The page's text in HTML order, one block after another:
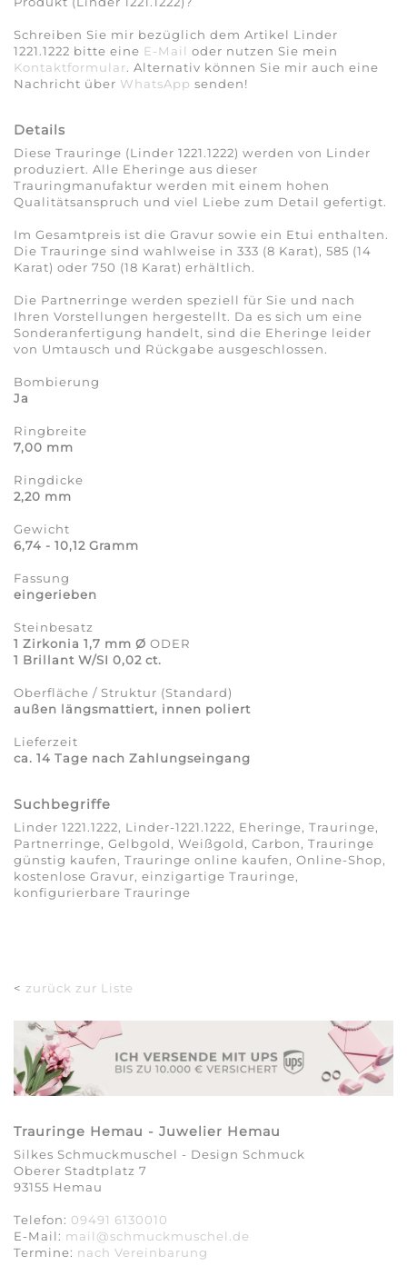
Schreiben Sie mir bezüglich dem Artikel Linder
1221.1222 bitte eine E-Mail oder nutzen Sie mein
Kontaktformular. Alternativ können Sie mir auch eine
Nachricht über WhatsApp senden!
Details
Diese Trauringe (Linder 1221.1222) werden von Linder
produziert. Alle Eheringe aus dieser
Trauringmanufaktur werden mit einem hohen
Qualitätsanspruch und viel Liebe zum Detail gefertigt.
Im Gesamtpreis ist die Gravur sowie ein Etui enthalten.
Die Trauringe sind wahlweise in 333 (8 Karat), 585 (14
Karat) oder 750 (18 Karat) erhältlich.
Die Partnerringe werden speziell für Sie und nach
Ihren Vorstellungen hergestellt. Da es sich um eine
Sonderanfertigung handelt, sind die Eheringe leider
von Umtausch und Rückgabe ausgeschlossen.
Bombierung
Ja
Ringbreite
7,00 mm
Ringdicke
2,20 mm
Gewicht
6,74 - 10,12 Gramm
Fassung
eingerieben
Steinbesatz
1 Zirkonia 1,7 mm Ø ODER
1 Brillant W/SI 0,02 ct.
Oberfläche / Struktur (Standard)
außen längsmattiert, innen poliert
Lieferzeit
ca. 14 Tage nach Zahlungseingang
Suchbegriffe
Linder 1221.1222, Linder-1221.1222, Eheringe, Trauringe,
Partnerringe, Gelbgold, Weißgold, Carbon, Trauringe
günstig kaufen, Trauringe online kaufen, Online-Shop,
kostenlose Gravur, einzigartige Trauringe,
konfigurierbare Trauringe
< zurück zur Liste
Trauringe Hemau - Juwelier Hemau
Silkes Schmuckmuschel - Design Schmuck
Oberer Stadtplatz 7
93155 Hemau
Telefon: 09491 6130010
E-Mail: mail@schmuckmuschel.de
Termine: nach Vereinbarung​​​​​​​